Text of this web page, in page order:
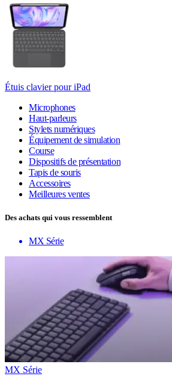
Étuis clavier pour iPad
Microphones
Haut-parleurs
Stylets numériques
Équipement de simulation
Course
Dispositifs de présentation
Tapis de souris
Accessoires
Meilleures ventes
Des achats qui vous ressemblent
MX Série
MX Série